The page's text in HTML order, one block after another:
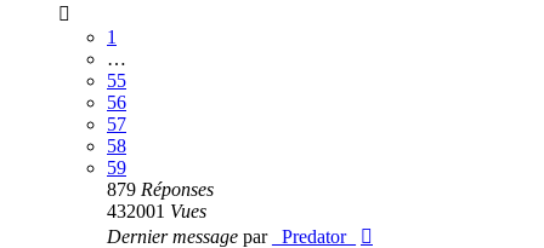
1
…
55
56
57
58
59
879 Réponses
432001 Vues
Dernier message par
_Predator_